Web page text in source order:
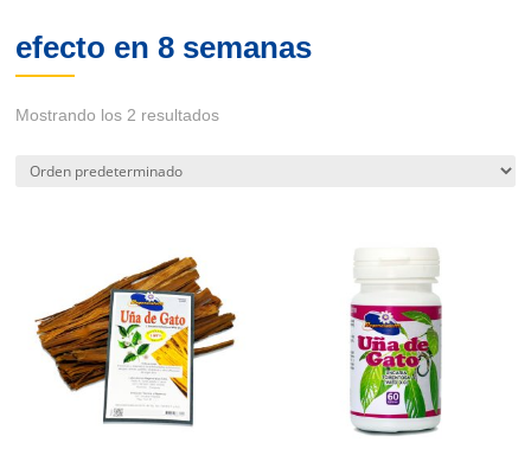
efecto en 8 semanas
Mostrando los 2 resultados